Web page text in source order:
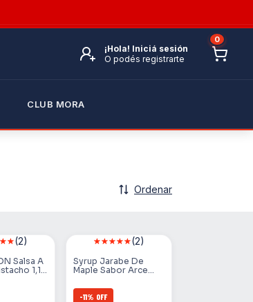
¡Hola! Iniciá sesión
O podés registrarte
0
CLUB MORA
Ordenar
(2)
Salsa A
1,15
(2)
Syrup Jarabe De
Maple Sabor Arce
-11% OFF